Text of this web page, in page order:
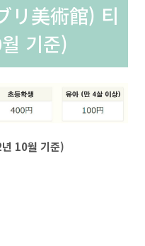
リ美術館) 티
기준)
10월 기준)